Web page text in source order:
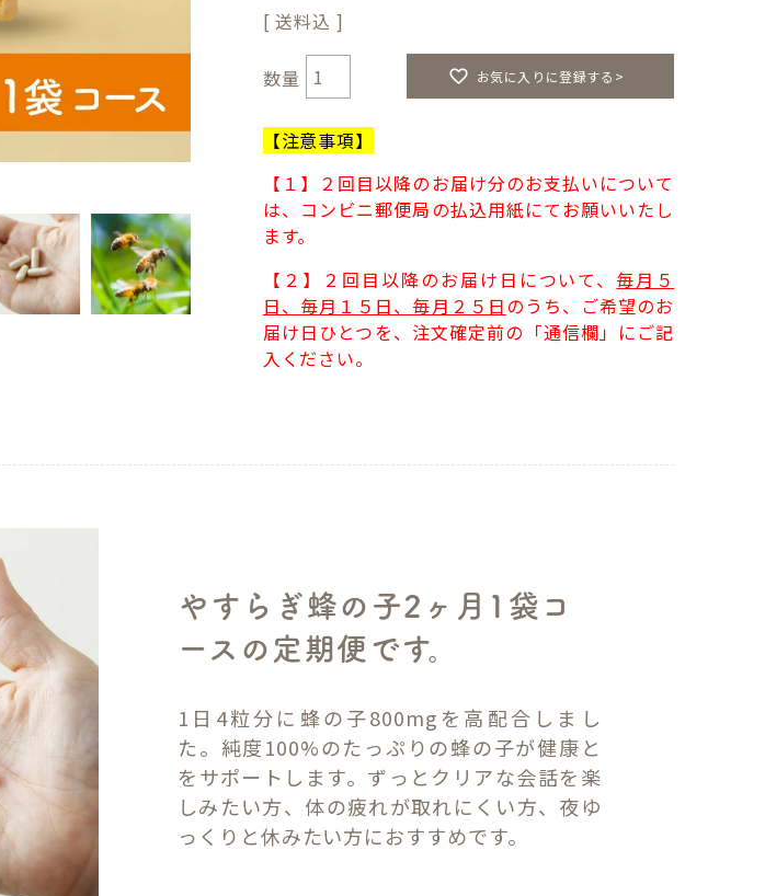
送料込
お気に入りに登録する>
【注意事項】
【１】２回目以降のお届け分のお支払いについて
は、コンビニ郵便局の払込用紙にてお願いいたし
ます。
【２】２回目以降のお届け日について、 毎月５
日、毎月１５日、毎月２５日のうち、ご希望のお
届け日ひとつを、注文確定前の「通信欄」にご記
入ください。
やすらぎ蜂の子2ヶ月1袋コ
ースの定期便です。
1日4粒分に蜂の子800mgを高配合しまし
た。純度100%のたっぷりの蜂の子が健康と
をサポートします。ずっとクリアな会話を楽
しみたい方、体の疲れが取れにくい方、夜ゆ
っくりと休みたい方におすすめです。